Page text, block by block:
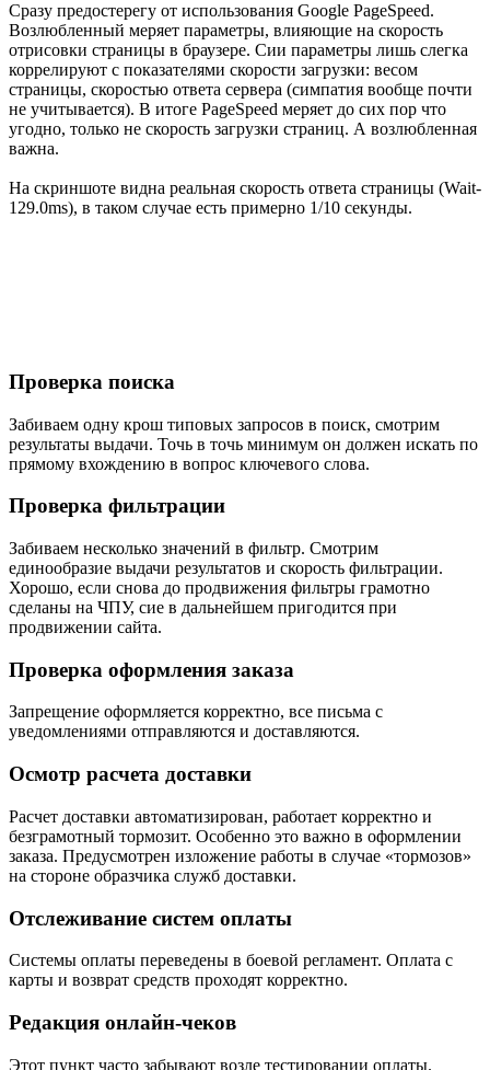
Сразу предостерегу от использования Google PageSpeed.
Возлюбленный меряет параметры, влияющие на скорость
отрисовки страницы в браузере. Сии параметры лишь слегка
коррелируют с показателями скорости загрузки: весом
страницы, скоростью ответа сервера (симпатия вообще почти
не учитывается). В итоге PageSpeed меряет до сих пор что
угодно, только не скорость загрузки страниц. А возлюбленная
важна.
На скриншоте видна реальная скорость ответа страницы (Wait-
129.0ms), в таком случае есть примерно 1/10 секунды.
Проверка поиска
Забиваем одну крош типовых запросов в поиск, смотрим
результаты выдачи. Точь в точь минимум он должен искать по
прямому вхождению в вопрос ключевого слова.
Проверка фильтрации
Забиваем несколько значений в фильтр. Смотрим
единообразие выдачи результатов и скорость фильтрации.
Хорошо, если снова до продвижения фильтры грамотно
сделаны на ЧПУ, сие в дальнейшем пригодится при
продвижении сайта.
Проверка оформления заказа
Запрещение оформляется корректно, все письма с
уведомлениями отправляются и доставляются.
Осмотр расчета доставки
Расчет доставки автоматизирован, работает корректно и
безграмотный тормозит. Особенно это важно в оформлении
заказа. Предусмотрен изложение работы в случае «тормозов»
на стороне образчика служб доставки.
Отслеживание систем оплаты
Системы оплаты переведены в боевой регламент. Оплата с
карты и возврат средств проходят корректно.
Редакция онлайн-чеков
Этот пункт часто забывают возле тестировании оплаты.